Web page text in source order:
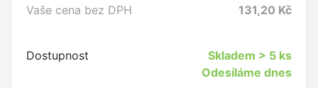
Vaše cena bez DPH
131,20 Kč
Dostupnost Skladem > 5 ks
Odesíláme dnes